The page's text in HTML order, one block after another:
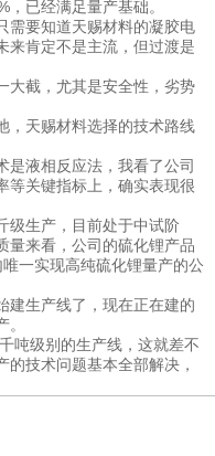
已经满足量产基础。
要知道天赐材料的凝胶电
来肯定不是主流，但过渡是
截，尤其是安全性，劣势
天赐材料选择的技术路线
液相反应法，我看了公司
等关键指标上，确实表现很
生产，目前处于中试阶
量来看，公司的硫化锂产品
一实现高纯硫化锂量产的公
生产线了，现在正在建的
级别的生产线，这就差不
技术问题基本全部解决，